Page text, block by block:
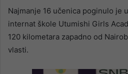
Najmanje 16 učenica poginulo je
internat škole Utumishi Girls
120 kilometara zapadno od
vlasti.